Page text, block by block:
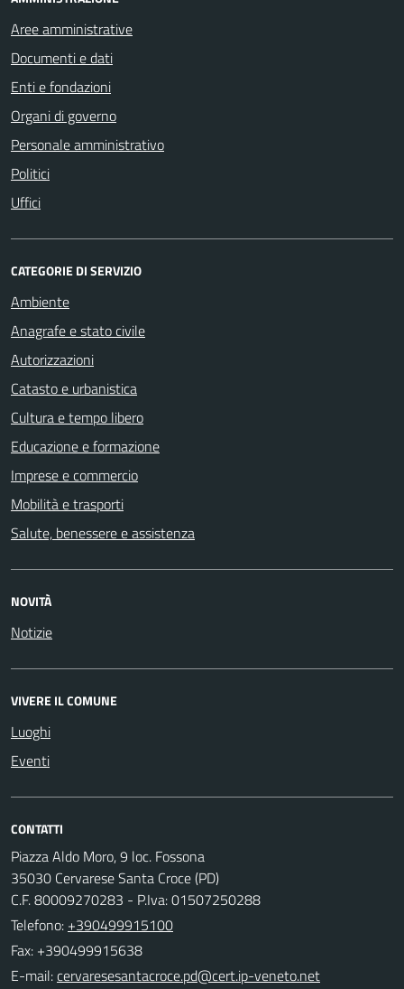
Aree amministrative
Documenti e dati
Enti e fondazioni
Organi di governo
Personale amministrativo
Politici
Uffici
CATEGORIE DI SERVIZIO
Ambiente
Anagrafe e stato civile
Autorizzazioni
Catasto e urbanistica
Cultura e tempo libero
Educazione e formazione
Imprese e commercio
Mobilità e trasporti
Salute, benessere e assistenza
NOVITÀ
Notizie
VIVERE IL COMUNE
Luoghi
Eventi
CONTATTI
Piazza Aldo Moro, 9 loc. Fossona
35030 Cervarese Santa Croce (PD)
C.F. 80009270283 - P.Iva: 01507250288
Telefono: +390499915100
Fax: +390499915638
E-mail: